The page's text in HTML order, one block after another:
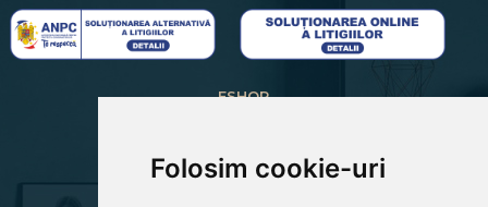
Folosim cookie-uri
ESHOP
RECUPERARE PAROLA